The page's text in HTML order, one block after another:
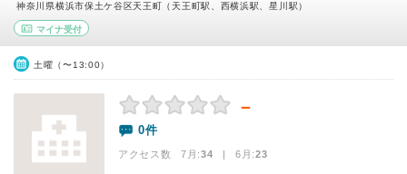
神奈川県横浜市保土ケ谷区天王町（天王町駅、西横浜駅、星川駅）
マイナ受付
土曜（〜13:00）
－
0件
アクセス数 7月:34 | 6月:23